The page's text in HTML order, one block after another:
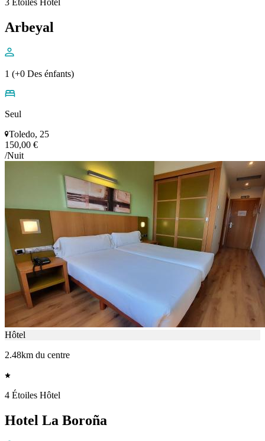
3 Étoiles Hôtel
Arbeyal
1 (+0 Des énfants)
Seul
Toledo, 25
150,00 €
/Nuit
Hôtel
2.48km du centre
4 Étoiles Hôtel
Hotel La Boroña